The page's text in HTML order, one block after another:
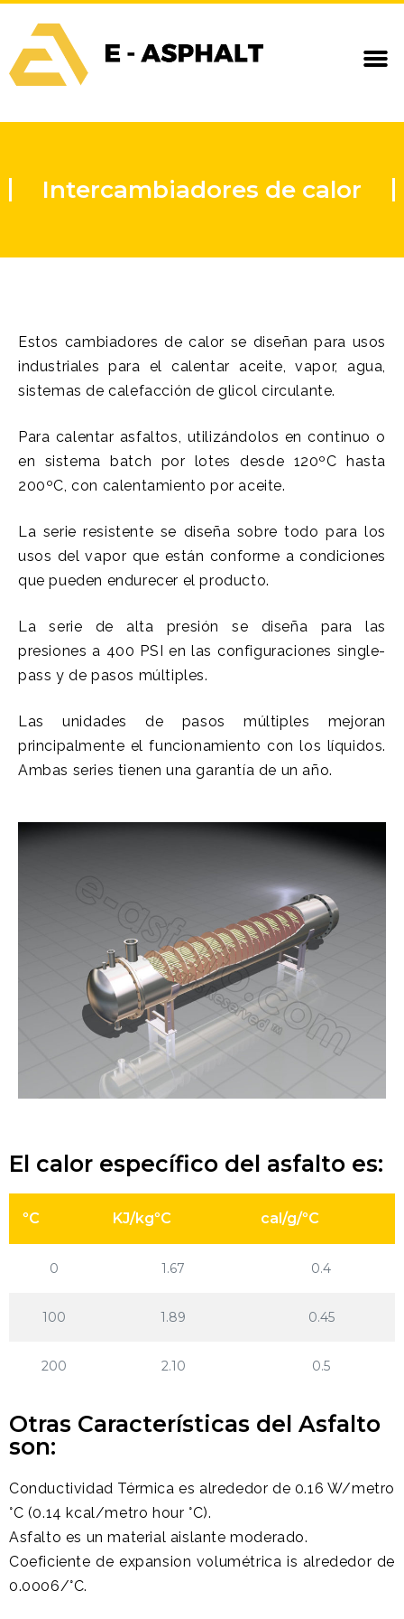
Intercambiadores de calor
Estos cambiadores de calor se diseñan para usos
industriales para el calentar aceite, vapor, agua,
sistemas de calefacción de glicol circulante.
Para calentar asfaltos, utilizándolos en continuo o
en sistema batch por lotes desde 120ºC hasta
200ºC, con calentamiento por aceite.
La serie resistente se diseña sobre todo para los
usos del vapor que están conforme a condiciones
que pueden endurecer el producto.
La serie de alta presión se diseña para las
presiones a 400 PSI en las configuraciones single-
pass y de pasos múltiples.
Las unidades de pasos múltiples mejoran
principalmente el funcionamiento con los líquidos.
Ambas series tienen una garantía de un año.
El calor específico del asfalto es:
ºC KJ/kgºC cal/g/ºC
0 1.67 0.4
100 1.89 0.45
200 2.10 0.5
Otras Características del Asfalto
son:
Conductividad Térmica es alrededor de 0.16 W/metro
°C (0.14 kcal/metro hour °C).
Asfalto es un material aislante moderado.
Coeficiente de expansion volumétrica is alrededor de
0.0006/°C.